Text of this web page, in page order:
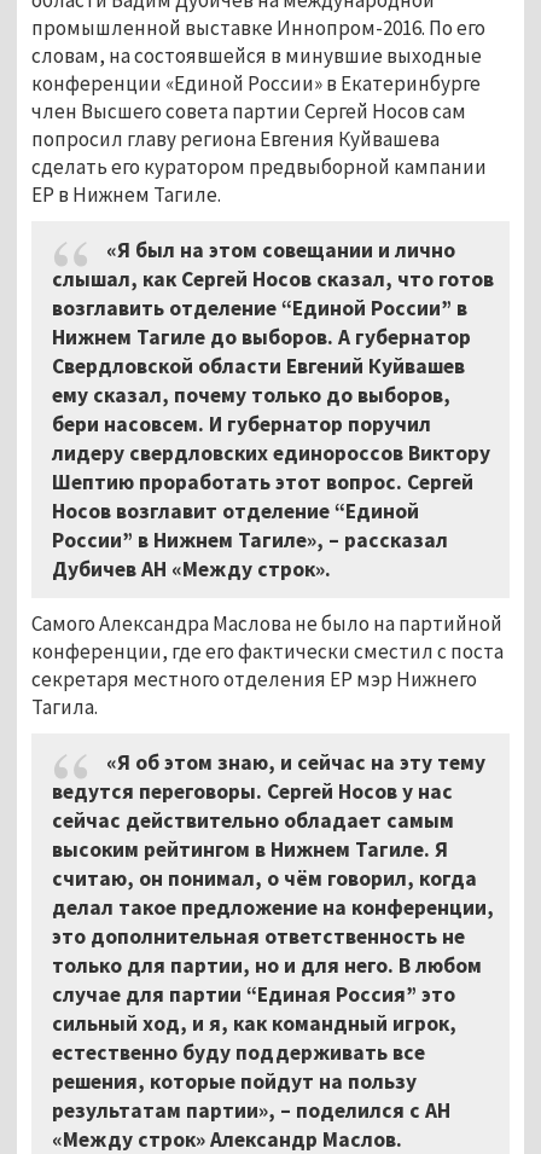
промышленной выставке Иннопром-2016. По его
словам, на состоявшейся в минувшие выходные
конференции «Единой России» в Екатеринбурге
член Высшего совета партии Сергей Носов сам
попросил главу региона Евгения Куйвашева
сделать его куратором предвыборной кампании
ЕР в Нижнем Тагиле.
«Я был на этом совещании и лично
слышал, как Сергей Носов сказал, что готов
возглавить отделение “Единой России” в
Нижнем Тагиле до выборов. А губернатор
Свердловской области Евгений Куйвашев
ему сказал, почему только до выборов,
бери насовсем. И губернатор поручил
лидеру свердловских единороссов Виктору
Шептию проработать этот вопрос. Сергей
Носов возглавит отделение “Единой
России” в Нижнем Тагиле», – рассказал
Дубичев АН «Между строк».
Самого Александра Маслова не было на партийной
конференции, где его фактически сместил с поста
секретаря местного отделения ЕР мэр Нижнего
Тагила.
«Я об этом знаю, и сейчас на эту тему
ведутся переговоры. Сергей Носов у нас
сейчас действительно обладает самым
высоким рейтингом в Нижнем Тагиле. Я
считаю, он понимал, о чём говорил, когда
делал такое предложение на конференции,
это дополнительная ответственность не
только для партии, но и для него. В любом
случае для партии “Единая Россия” это
сильный ход, и я, как командный игрок,
естественно буду поддерживать все
решения, которые пойдут на пользу
результатам партии», – поделился с АН
«Между строк» Александр Маслов.